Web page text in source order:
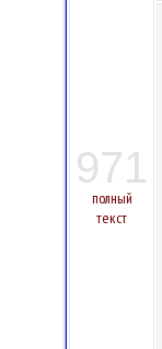
971
полный
текст